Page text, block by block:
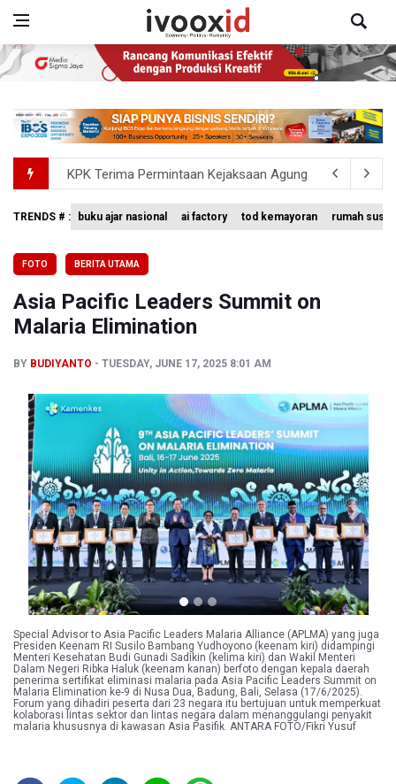
KPK Terima Permintaan Kejaksaan Agung Periksa
Kementerian ESDM Kaji Pengembangan PLTS
BRIN Kembangkan Teknologi Modifikasi Cuaca hingga
Terkait Temuan 995 Pucuk Senjata, Yayasan Sekolah:
TRENDS # : buku ajar nasional ai factory tod kemayoran rumah
FOTO BERITA UTAMA
Asia Pacific Leaders Summit on
Malaria Elimination
BY BUDIYANTO TUESDAY, JUNE 17, 2025 8:01 AM
Previous Next
Special Advisor to Asia Pacific Leaders Malaria Alliance (APLMA) yang juga
Presiden Keenam RI Susilo Bambang Yudhoyono (keenam kiri) didampingi
Menteri Kesehatan Budi Gunadi Sadikin (kelima kiri) dan Wakil Menteri
Dalam Negeri Ribka Haluk (keenam kanan) berfoto dengan kepala daerah
penerima sertifikat eliminasi malaria pada Asia Pacific Leaders Summit on
Malaria Elimination ke-9 di Nusa Dua, Badung, Bali, Selasa (17/6/2025).
Forum yang dihadiri peserta dari 23 negara itu bertujuan untuk memperkuat
kolaborasi lintas sektor dan lintas negara dalam menanggulangi penyakit
malaria khususnya di kawasan Asia Pasifik. ANTARA FOTO/Fikri Yusuf